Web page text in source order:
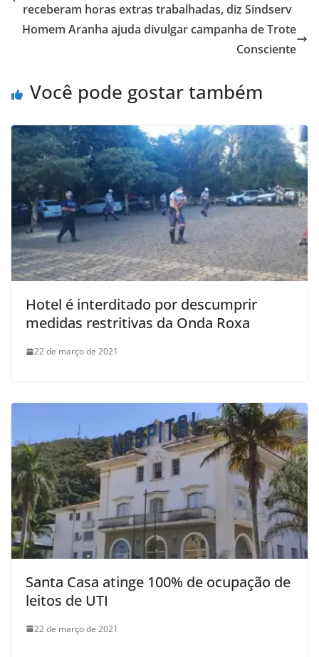
receberam horas extras trabalhadas, diz Sindserv
Homem Aranha ajuda divulgar campanha de Trote
Consciente
Você pode gostar também
Hotel é interditado por descumprir
medidas restritivas da Onda Roxa
22 de março de 2021
Santa Casa atinge 100% de ocupação de
leitos de UTI
22 de março de 2021